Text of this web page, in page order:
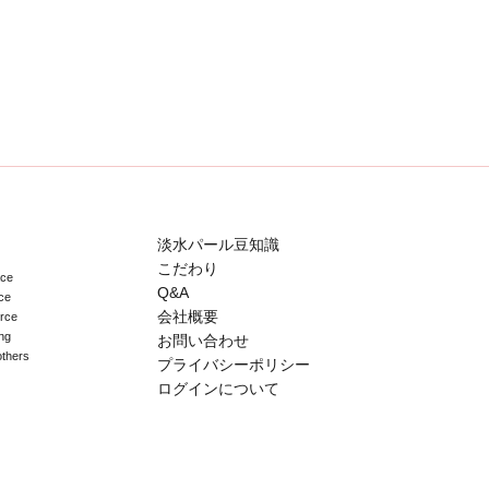
淡水パール豆知識
こだわり
Q&A
会社概要
お問い合わせ
プライバシーポリシー
ログインについて